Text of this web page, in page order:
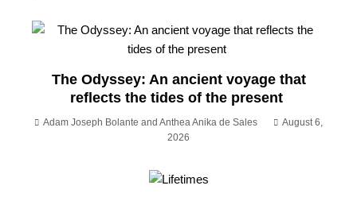
The Odyssey: An ancient voyage that
reflects the tides of the present
Adam Joseph Bolante and Anthea Anika de Sales
August 6,
2026